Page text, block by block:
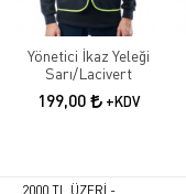
Yönetici İkaz Yeleği
Sarı/Lacivert
199,00 +KDV
2000 TL ÜZERİ -